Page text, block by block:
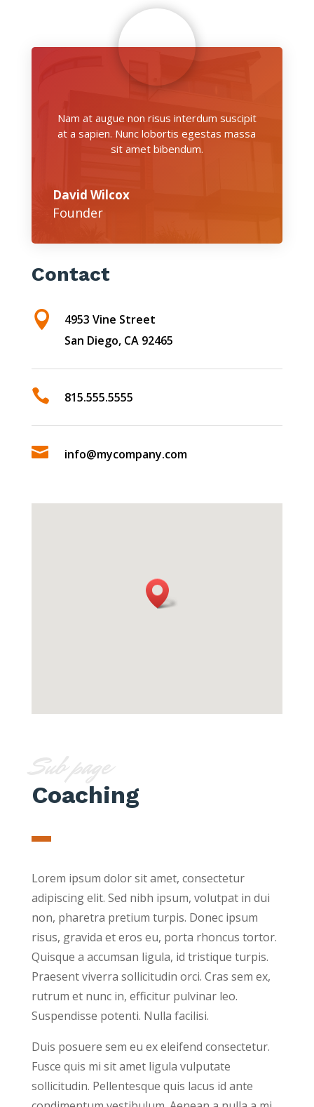
Nam at augue non risus interdum suscipit
at a sapien. Nunc lobortis egestas massa
sit amet bibendum.
David Wilcox
Founder
Contact

4953 Vine Street
San Diego, CA 92465
 815.555.5555
 info@mycompany.com
Sub page
Coaching
Lorem ipsum dolor sit amet, consectetur
adipiscing elit. Sed nibh ipsum, volutpat in dui
non, pharetra pretium turpis. Donec ipsum
risus, gravida et eros eu, porta rhoncus tortor.
Quisque a accumsan ligula, id tristique turpis.
Praesent viverra sollicitudin orci. Cras sem ex,
rutrum et nunc in, efficitur pulvinar leo.
Suspendisse potenti. Nulla facilisi.
Duis posuere sem eu ex eleifend consectetur.
Fusce quis mi sit amet ligula vulputate
sollicitudin. Pellentesque quis lacus id ante